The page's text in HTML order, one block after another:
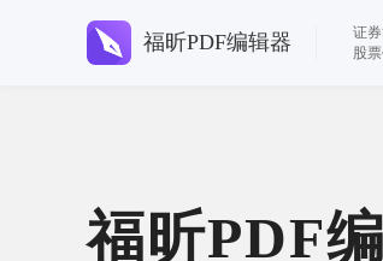
福昕PDF编辑器
证
股
福昕PDF